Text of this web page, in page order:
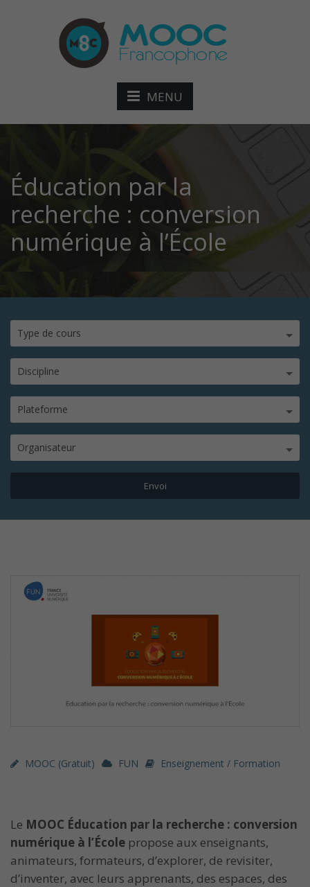
MENU
Éducation par la
recherche : conversion
numérique à l’École
Type de cours
Discipline
Plateforme
Organisateur
MOOC (gratuit) FUN Enseignement / Formation
Le MOOC Éducation par la recherche : conversion
numérique à l’École propose aux enseignants,
animateurs, formateurs, d’explorer, de revisiter,
d’inventer, avec leurs apprenants, des espaces, des